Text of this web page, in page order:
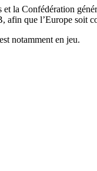
la Confédération
que l’Europe soit
notamment en jeu.